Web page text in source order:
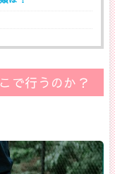
で行うのか？